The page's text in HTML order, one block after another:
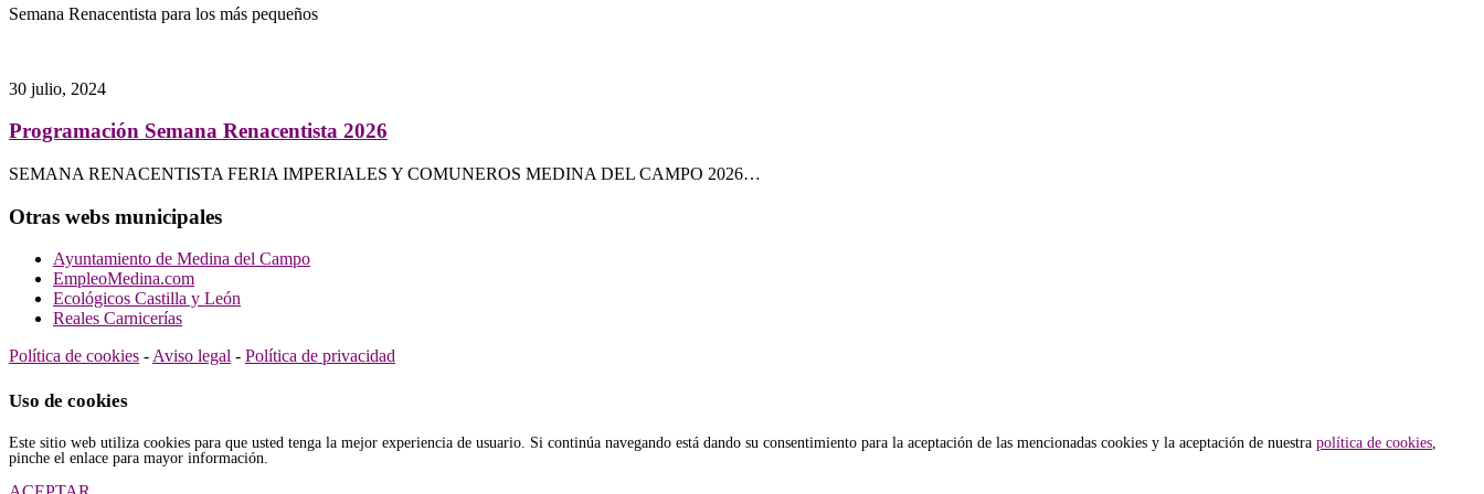
Semana Renacentista para los más pequeños
30 julio, 2024
Programación Semana Renacentista 2026
SEMANA RENACENTISTA FERIA IMPERIALES Y COMUNEROS MEDINA DEL CAMPO 2026…
Otras webs municipales
Ayuntamiento de Medina del Campo
EmpleoMedina.com
Ecológicos Castilla y León
Reales Carnicerías
Política de cookies -Aviso legal - Política de privacidad
Uso de cookies
Este sitio web utiliza cookies para que usted tenga la mejor experiencia de usuario. Si continúa navegando está dando su consentimiento para la aceptación de las mencionadas cookies y la aceptación de nuestra política de cookies
pinche el enlace para mayor información.